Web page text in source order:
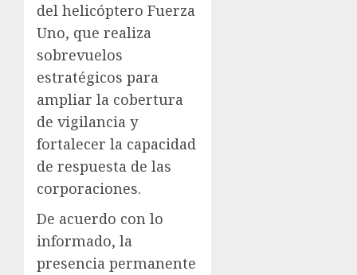
del helicóptero Fuerza
Uno, que realiza
sobrevuelos
estratégicos para
ampliar la cobertura
de vigilancia y
fortalecer la capacidad
de respuesta de las
corporaciones.
De acuerdo con lo
informado, la
presencia permanente